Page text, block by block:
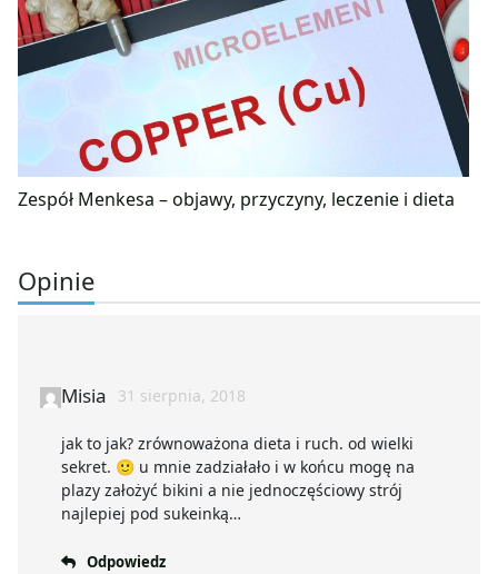
Zespół Menkesa – objawy, przyczyny, leczenie i dieta
Opinie
Misia 31 sierpnia, 2018
jak to jak? zrównoważona dieta i ruch. od wielki
sekret. 🙂 u mnie zadziałało i w końcu mogę na
plazy założyć bikini a nie jednoczęściowy strój
najlepiej pod sukeinką…
Odpowiedz